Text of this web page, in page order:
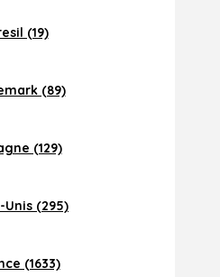
(19)
(89)
(129)
Unis (295)
(1633)